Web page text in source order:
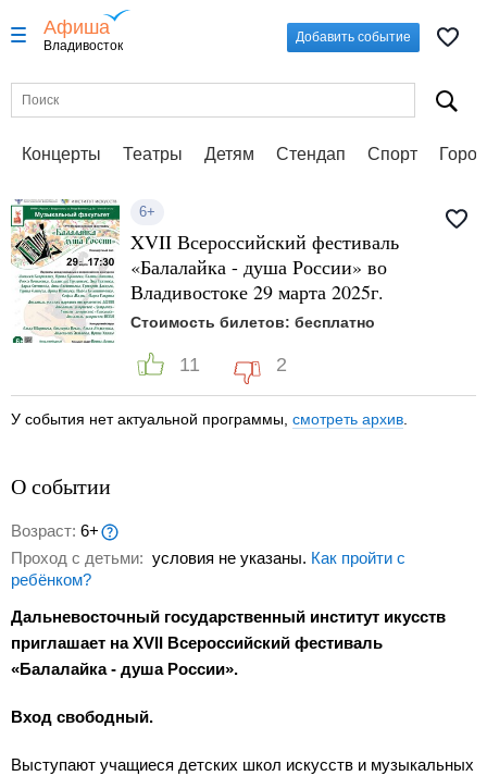
Афиша
Владивосток
Добавить событие
Концерты Театры Детям Стендап Спорт
6+
XVII Всероссийский фестиваль
«Балалайка - душа России» во
Владивостоке 29 марта 2025г.
Стоимость билетов: бесплатно
11 2
У события нет актуальной программы, смотреть архив
О событии
Возраст: 6+
Проход с детьми: условия не указаны. Как пройти с
ребёнком?
Дальневосточный государственный институт икусств
приглашает на XVII Всероссийский фестиваль
«Балалайка - душа России».
Вход свободный.
Выступают учащиеся детских школ искусств и музыкальных